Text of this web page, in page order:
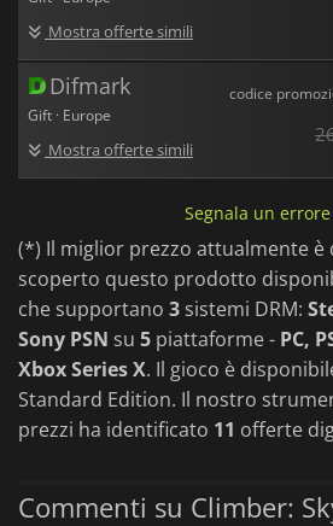
Mostra offerte simili
Difmark
Gift · Europe
Mostra offerte simili
codice
Segnala un
(*) Il miglior prezzo attualmente è
scoperto questo prodotto
che supportano 3 sistemi DRM:
Sony PSN su 5 piattaforme - PC,
Xbox Series X. Il gioco è
Standard Edition. Il nostro
prezzi ha identificato 11 offerte
Commenti su Climber: